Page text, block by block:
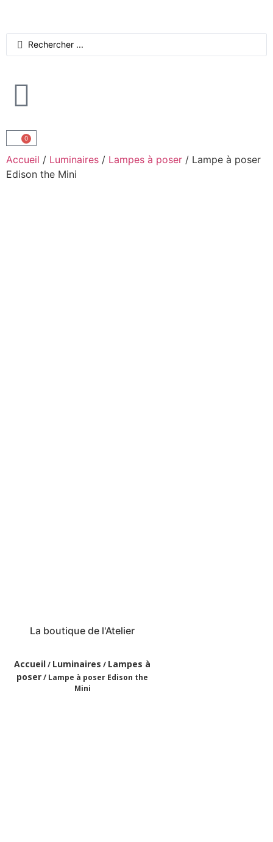
0
Accueil / Luminaires / Lampes à poser / Lampe à poser
Edison the Mini
La boutique de l'Atelier
Accueil/ Luminaires / Lampes à
poser/ Lampe à poser Edison the
Mini